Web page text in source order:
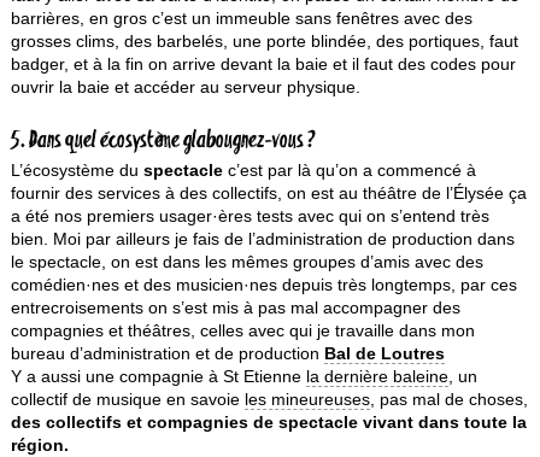
barrières, en gros c’est un immeuble sans fenêtres avec des
grosses clims, des barbelés, une porte blindée, des portiques, faut
badger, et à la fin on arrive devant la baie et il faut des codes pour
ouvrir la baie et accéder au serveur physique.
5. Dans quel écosystème glabougnez-vous ?
L’écosystème du spectaclec’est par là qu’on a commencé à
fournir des services à des collectifs, on est au théâtre de l’Élysée ça
a été nos premiers usager·ères tests avec qui on s’entend très
bien. Moi par ailleurs je fais de l’administration de production dans
le spectacle, on est dans les mêmes groupes d’amis avec des
comédien·nes et des musicien·nes depuis très longtemps, par ces
entrecroisements on s’est mis à pas mal accompagner des
compagnies et théâtres, celles avec qui je travaille dans mon
bureau d’administration et de production Bal de Loutres
Y a aussi une compagnie à St Etienne la dernière baleine, un
collectif de musique en savoie les mineureuses, pas mal de choses,
des collectifs et compagnies de spectacle vivant dans toute la
région.